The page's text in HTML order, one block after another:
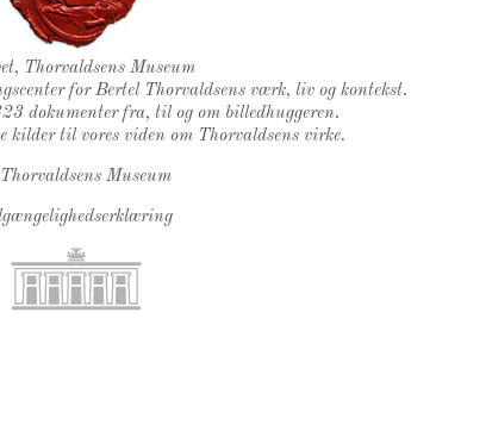
Thorvaldsens Segl
Thorvaldsens Museum
for Bertel Thorvaldsens værk, liv og kontekst.
dokumenter fra, til og om billedhuggeren.
kilder til vores viden om Thorvaldsens virke.
Thorvaldsens Museum